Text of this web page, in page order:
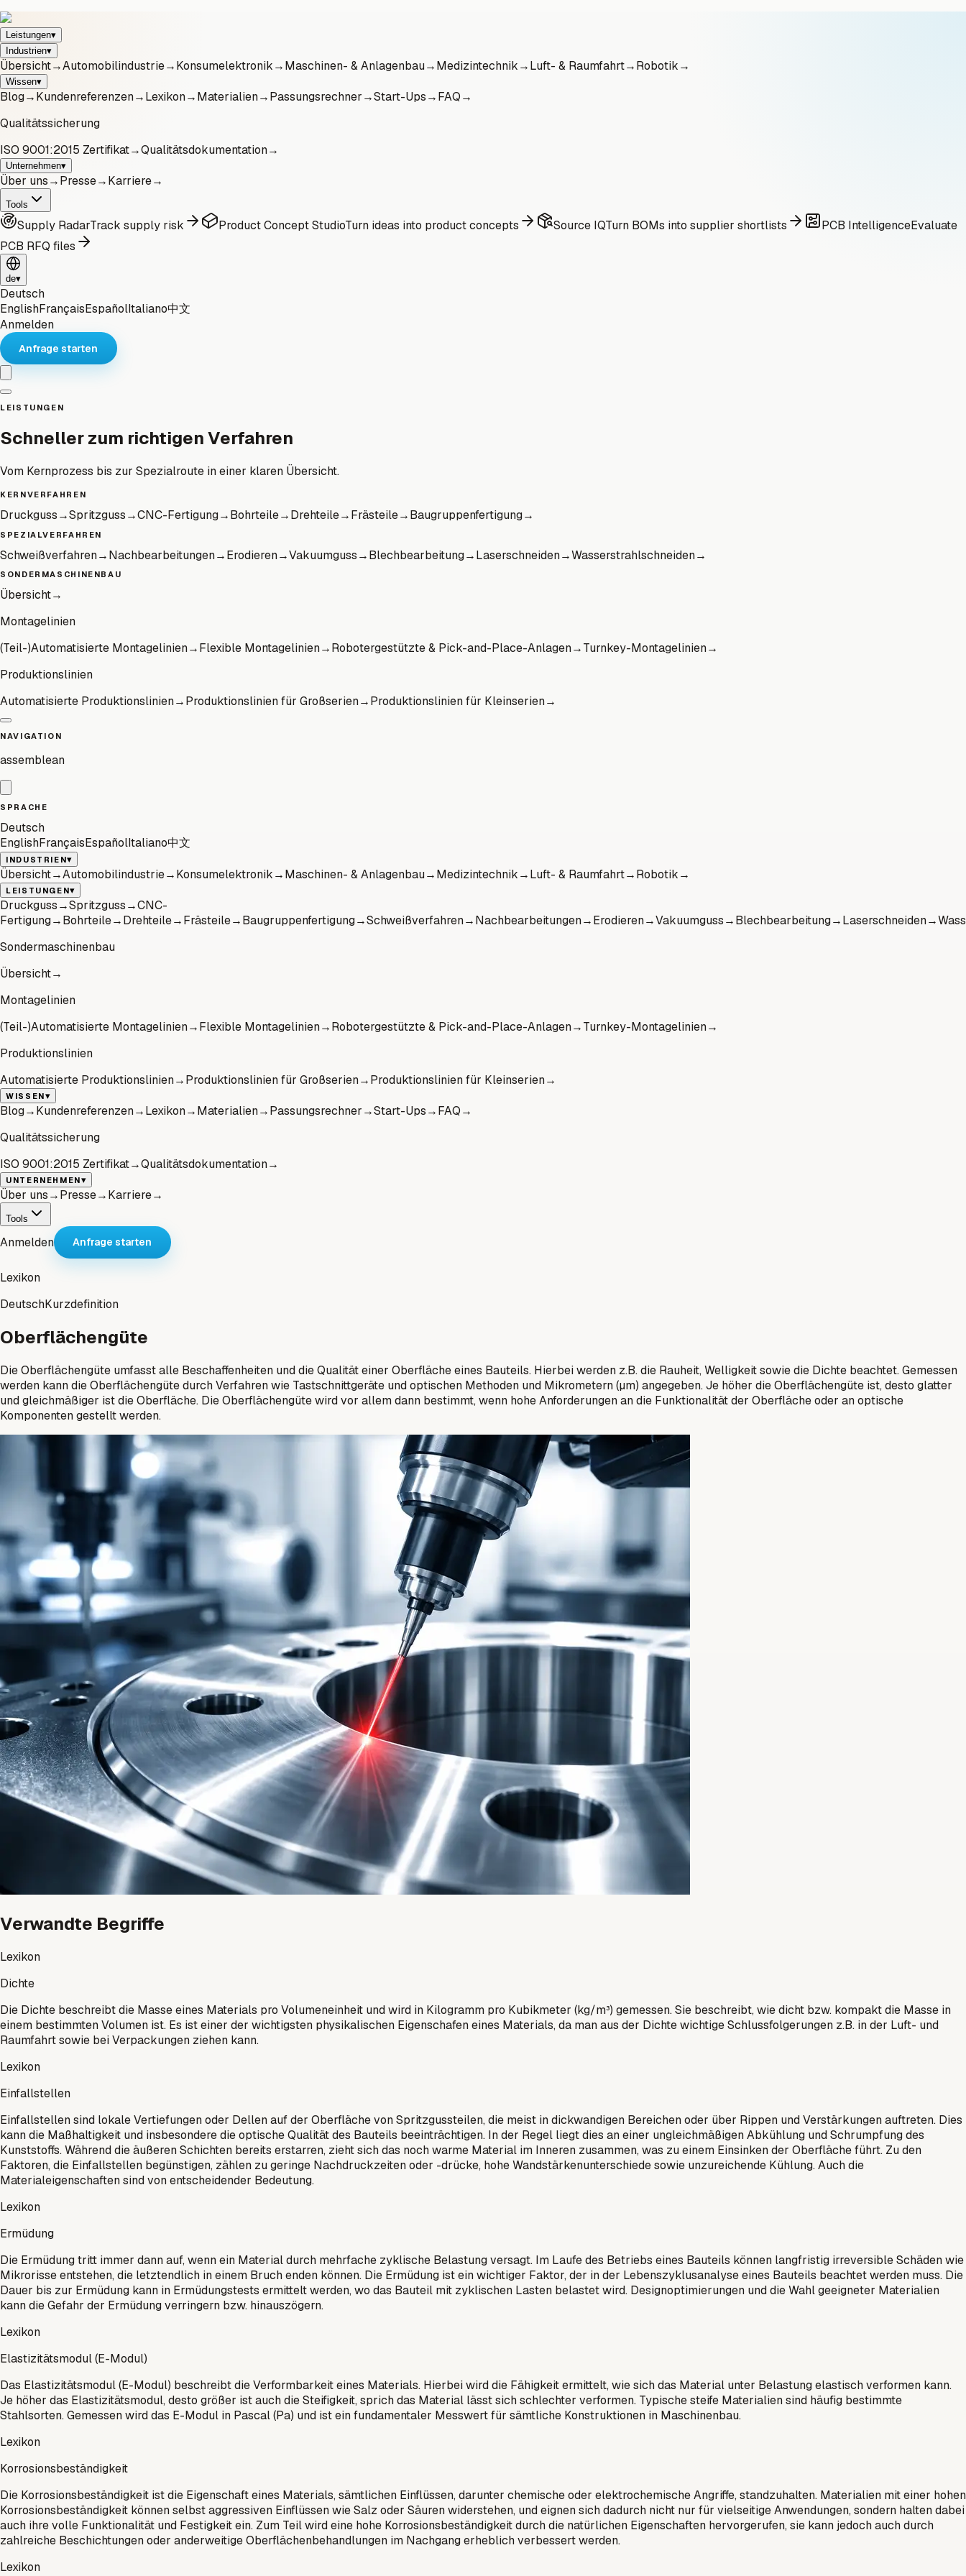
Leistungen▾
Industrien▾
Übersicht→Automobilindustrie→Konsumelektronik→Maschinen- & Anlagenbau→Medizintechnik→Luft- & Raumfahrt→Robotik→
Wissen▾
Blog→Kundenreferenzen→Lexikon→Materialien→Passungsrechner→Start-Ups→FAQ→
Qualitätssicherung
ISO 9001:2015 Zertifikat→Qualitätsdokumentation→
Unternehmen▾
Über uns→Presse→Karriere→
Tools
Supply RadarTrack supply risk Product Concept StudioTurn ideas into product concepts Source IQTurn BOMs into supplier shortlists PCB IntelligenceEvaluate
PCB RFQ files
de▾
Deutsch
EnglishFrançaisEspañolItaliano中文
Anmelden
Anfrage starten
LEISTUNGEN
Schneller zum richtigen Verfahren
Vom Kernprozess bis zur Spezialroute in einer klaren Übersicht.
KERNVERFAHREN
Druckguss→Spritzguss→CNC-Fertigung→Bohrteile→Drehteile→Frästeile→Baugruppenfertigung→
SPEZIALVERFAHREN
Schweißverfahren→Nachbearbeitungen→Erodieren→Vakuumguss→Blechbearbeitung→Laserschneiden→Wasserstrahlschneiden→
SONDERMASCHINENBAU
Übersicht→
Montagelinien
(Teil-)Automatisierte Montagelinien→Flexible Montagelinien→Robotergestützte & Pick-and-Place-Anlagen→Turnkey-Montagelinien→
Produktionslinien
Automatisierte Produktionslinien→Produktionslinien für Großserien→Produktionslinien für Kleinserien→
NAVIGATION
assemblean
SPRACHE
Deutsch
EnglishFrançaisEspañolItaliano中文
INDUSTRIEN▾
Übersicht→Automobilindustrie→Konsumelektronik→Maschinen- & Anlagenbau→Medizintechnik→Luft- & Raumfahrt→Robotik→
LEISTUNGEN▾
Druckguss→Spritzguss→CNC-
Fertigung→Bohrteile→Drehteile→Frästeile→Baugruppenfertigung→Schweißverfahren→Nachbearbeitungen→Erodieren→Vakuumguss→Blechbearbeitung→Laserschneiden→
Sondermaschinenbau
Übersicht→
Montagelinien
(Teil-)Automatisierte Montagelinien→Flexible Montagelinien→Robotergestützte & Pick-and-Place-Anlagen→Turnkey-Montagelinien→
Produktionslinien
Automatisierte Produktionslinien→Produktionslinien für Großserien→Produktionslinien für Kleinserien→
WISSEN▾
Blog→Kundenreferenzen→Lexikon→Materialien→Passungsrechner→Start-Ups→FAQ→
Qualitätssicherung
ISO 9001:2015 Zertifikat→Qualitätsdokumentation→
UNTERNEHMEN▾
Über uns→Presse→Karriere→
Tools
Anmelden Anfrage starten
Lexikon
DeutschKurzdefinition
Oberflächengüte
Die Oberflächengüte umfasst alle Beschaffenheiten und die Qualität einer Oberfläche eines Bauteils. Hierbei werden z.B. die Rauheit, Welligkeit sowie die Dichte beachtet. Gemessen
werden kann die Oberflächengüte durch Verfahren wie Tastschnittgeräte und optischen Methoden und Mikrometern (µm) angegeben. Je höher die Oberflächengüte ist, desto glatter
und gleichmäßiger ist die Oberfläche. Die Oberflächengüte wird vor allem dann bestimmt, wenn hohe Anforderungen an die Funktionalität der Oberfläche oder an optische
Komponenten gestellt werden.
Verwandte Begriffe
Lexikon
Dichte
Die Dichte beschreibt die Masse eines Materials pro Volumeneinheit und wird in Kilogramm pro Kubikmeter (kg/m³) gemessen. Sie beschreibt, wie dicht bzw. kompakt die Masse in
einem bestimmten Volumen ist. Es ist einer der wichtigsten physikalischen Eigenschafen eines Materials, da man aus der Dichte wichtige Schlussfolgerungen z.B. in der Luft- und
Raumfahrt sowie bei Verpackungen ziehen kann.
Lexikon
Einfallstellen
Einfallstellen sind lokale Vertiefungen oder Dellen auf der Oberfläche von Spritzgussteilen, die meist in dickwandigen Bereichen oder über Rippen und Verstärkungen auftreten. Dies
kann die Maßhaltigkeit und insbesondere die optische Qualität des Bauteils beeinträchtigen. In der Regel liegt dies an einer ungleichmäßigen Abkühlung und Schrumpfung des
Kunststoffs. Während die äußeren Schichten bereits erstarren, zieht sich das noch warme Material im Inneren zusammen, was zu einem Einsinken der Oberfläche führt. Zu den
Faktoren, die Einfallstellen begünstigen, zählen zu geringe Nachdruckzeiten oder -drücke, hohe Wandstärkenunterschiede sowie unzureichende Kühlung. Auch die
Materialeigenschaften sind von entscheidender Bedeutung.
Lexikon
Ermüdung
Die Ermüdung tritt immer dann auf, wenn ein Material durch mehrfache zyklische Belastung versagt. Im Laufe des Betriebs eines Bauteils können langfristig irreversible Schäden wie
Mikrorisse entstehen, die letztendlich in einem Bruch enden können. Die Ermüdung ist ein wichtiger Faktor, der in der Lebenszyklusanalyse eines Bauteils beachtet werden muss. Die
Dauer bis zur Ermüdung kann in Ermüdungstests ermittelt werden, wo das Bauteil mit zyklischen Lasten belastet wird. Designoptimierungen und die Wahl geeigneter Materialien
kann die Gefahr der Ermüdung verringern bzw. hinauszögern.
Lexikon
Elastizitätsmodul (E-Modul)
Das Elastizitätsmodul (E-Modul) beschreibt die Verformbarkeit eines Materials. Hierbei wird die Fähigkeit ermittelt, wie sich das Material unter Belastung elastisch verformen kann.
Je höher das Elastizitätsmodul, desto größer ist auch die Steifigkeit, sprich das Material lässt sich schlechter verformen. Typische steife Materialien sind häufig bestimmte
Stahlsorten. Gemessen wird das E-Modul in Pascal (Pa) und ist ein fundamentaler Messwert für sämtliche Konstruktionen in Maschinenbau.
Lexikon
Korrosionsbeständigkeit
Die Korrosionsbeständigkeit ist die Eigenschaft eines Materials, sämtlichen Einflüssen, darunter chemische oder elektrochemische Angriffe, standzuhalten. Materialien mit einer hohen
Korrosionsbeständigkeit können selbst aggressiven Einflüssen wie Salz oder Säuren widerstehen, und eignen sich dadurch nicht nur für vielseitige Anwendungen, sondern halten dabei
auch ihre volle Funktionalität und Festigkeit ein. Zum Teil wird eine hohe Korrosionsbeständigkeit durch die natürlichen Eigenschaften hervorgerufen, sie kann jedoch auch durch
zahlreiche Beschichtungen oder anderweitige Oberflächenbehandlungen im Nachgang erheblich verbessert werden.
Lexikon